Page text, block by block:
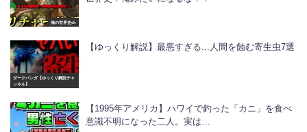
俺の世界史ch
ダークパンダ【ゆっくり解説チャ
ンネル】
【ゆっくり解説】最悪すぎる...人間を蝕む寄生虫7選
【1995年アメリカ】ハワイで釣った「カニ」を食べ
意識不明になった二人。実は…